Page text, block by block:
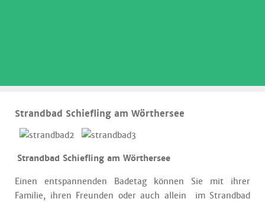
Strandbad Schiefling am Wörthersee
Strandbad Schiefling am Wörthersee
Einen entspannenden Badetag können Sie mit ihrer
Familie, ihren Freunden oder auch allein im Strandbad